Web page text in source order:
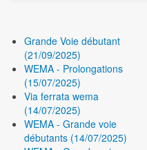
Grande Voie débutant
(21/09/2025)
WEMA - Prolongations
(15/07/2025)
Via ferrata wema
(14/07/2025)
WEMA - Grande voie
débutants (14/07/2025)